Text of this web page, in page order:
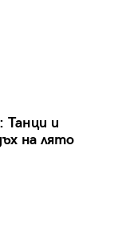
Танци и
на лято